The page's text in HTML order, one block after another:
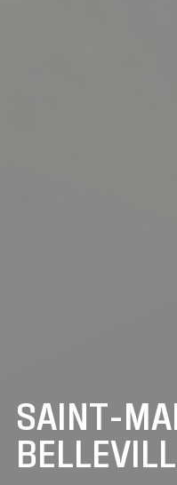
SAINT-